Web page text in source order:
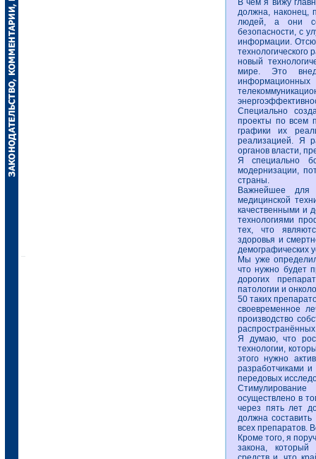
В чём я вижу
должна, наконец,
людей, а они
безопасности, с
информации.
новый
мире. Это
Специально
проекты по всем
графики их
реализацией. Я
органов власти,
Я специально
модернизации,
страны.
Важнейшее для
медицинской
качественными и
технологиями
тех, что
здоровья и
демографических
Мы уже
что нужно будет
дорогих
патологии и
50 таких
своевременное
производство
Я думаю, что
технологии,
этого нужно
разработчиками
передовых
осуществлено в
через пять лет
должна
всех препаратов.
Кроме того, я
закона, который